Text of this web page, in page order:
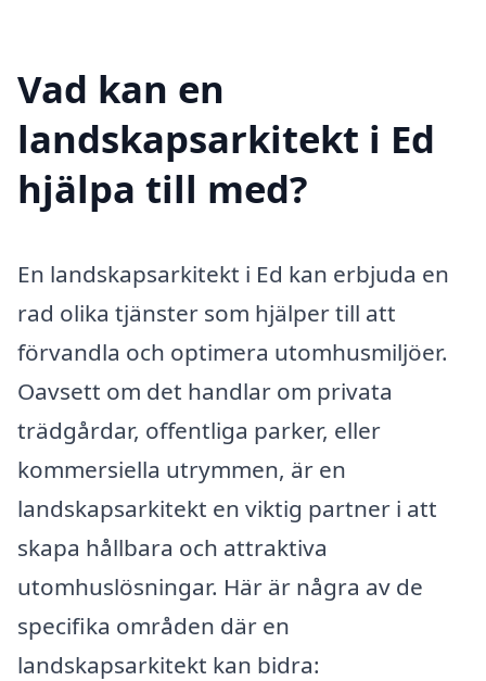
Vad kan en
landskapsarkitekt i Ed
hjälpa till med?
En landskapsarkitekt i Ed kan erbjuda en
rad olika tjänster som hjälper till att
förvandla och optimera utomhusmiljöer.
Oavsett om det handlar om privata
trädgårdar, offentliga parker, eller
kommersiella utrymmen, är en
landskapsarkitekt en viktig partner i att
skapa hållbara och attraktiva
utomhuslösningar. Här är några av de
specifika områden där en
landskapsarkitekt kan bidra: